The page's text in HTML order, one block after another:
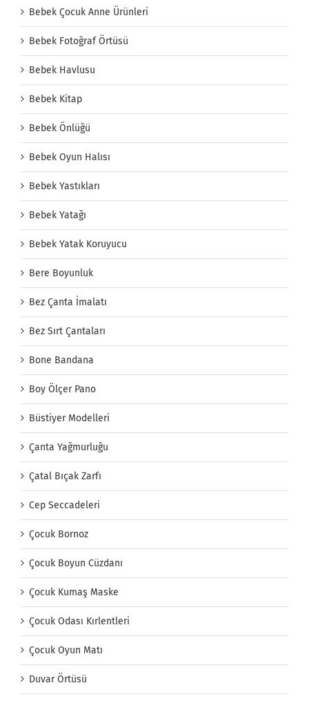
Bebek Çocuk Anne Ürünleri
Bebek Fotoğraf Örtüsü
Bebek Havlusu
Bebek Kitap
Bebek Önlüğü
Bebek Oyun Halısı
Bebek Yastıkları
Bebek Yatağı
Bebek Yatak Koruyucu
Bere Boyunluk
Bez Çanta İmalatı
Bez Sırt Çantaları
Bone Bandana
Boy Ölçer Pano
Büstiyer Modelleri
Çanta Yağmurluğu
Çatal Bıçak Zarfı
Cep Seccadeleri
Çocuk Bornoz
Çocuk Boyun Cüzdanı
Çocuk Kumaş Maske
Çocuk Odası Kırlentleri
Çocuk Oyun Matı
Duvar Örtüsü